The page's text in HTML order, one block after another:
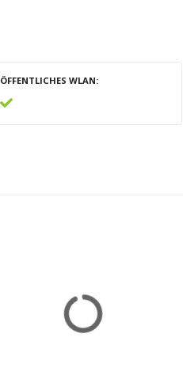
ÖFFENTLICHES WLAN